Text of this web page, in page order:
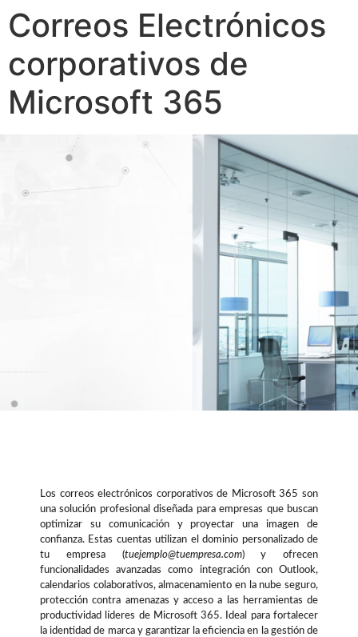
Correos Electrónicos
corporativos de
Microsoft 365
Los correos electrónicos corporativos de Microsoft 365 son
una solución profesional diseñada para empresas que buscan
optimizar su comunicación y proyectar una imagen de
confianza. Estas cuentas utilizan el dominio personalizado de
tu empresa (tuejemplo@tuempresa.com) y ofrecen
funcionalidades avanzadas como integración con Outlook,
calendarios colaborativos, almacenamiento en la nube seguro,
protección contra amenazas y acceso a las herramientas de
productividad líderes de Microsoft 365. Ideal para fortalecer
la identidad de marca y garantizar la eficiencia en la gestión de